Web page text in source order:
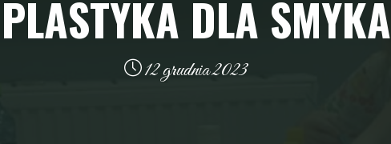
PLASTYKA DLA SMYKA
12 grudnia 2023